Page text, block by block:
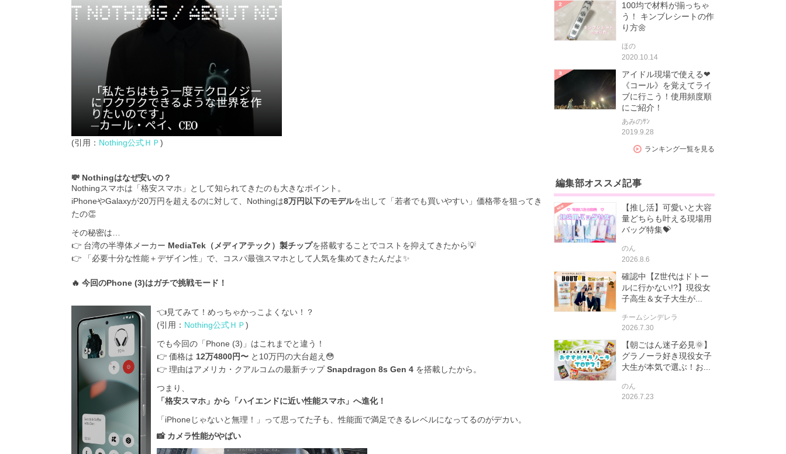
(引用： Nothing公式ＨＰ)
💸 Nothingはなぜ安いの？
Nothingスマホは「格安スマホ」として知られてきたのも大きなポイント。
iPhoneやGalaxyが20万円を超えるのに対して、Nothingは8万円以下のモデルを出して「若者でも買いやすい」価格帯を狙ってき
たの👏
その秘密は…
👉 台湾の半導体メーカー MediaTek（メディアテック）製チップを搭載することでコストを抑えてきたから💡
👉 「必要十分な性能＋デザイン性」で、コスパ最強スマホとして人気を集めてきたんだよ✨
🔥 今回のPhone (3)はガチで挑戦モード！
👈見てみて！めっちゃかっこよくない！？
(引用： Nothing公式ＨＰ)
でも今回の「Phone (3)」はこれまでと違う！
👉 価格は 12万4800円〜 と10万円の大台超え😳
👉 理由はアメリカ・クアルコムの最新チップSnapdragon 8s Gen 4 を搭載したから。
つまり、
「格安スマホ」から「ハイエンドに近い性能スマホ」へ進化！
「iPhoneじゃないと無理！」って思ってた子も、性能面で満足できるレベルになってるのがデカい。
📸 カメラ性能がやばい
100均で材料が揃っちゃ
う！ キンブレシートの作
り方🌼
ほの
2020.10.14
アイドル現場で使える❤
《コール》を覚えてライ
ブに行こう！使用頻度順
にご紹介！
あみのｻﾝ
2019.9.28
ランキング一覧を見る
編集部オススメ記事
【推し活】可愛いと大容
量どちらも叶える現場用
バッグ特集💝
のん
2026.8.6
確認中【Z世代はドトー
ルに行かない!?】現役女
子高生＆女子大生が...
チームシンデレラ
2026.7.30
【朝ごはん迷子必見🌞】
グラノーラ好き現役女子
大生が本気で選ぶ！お...
のん
2026.7.23